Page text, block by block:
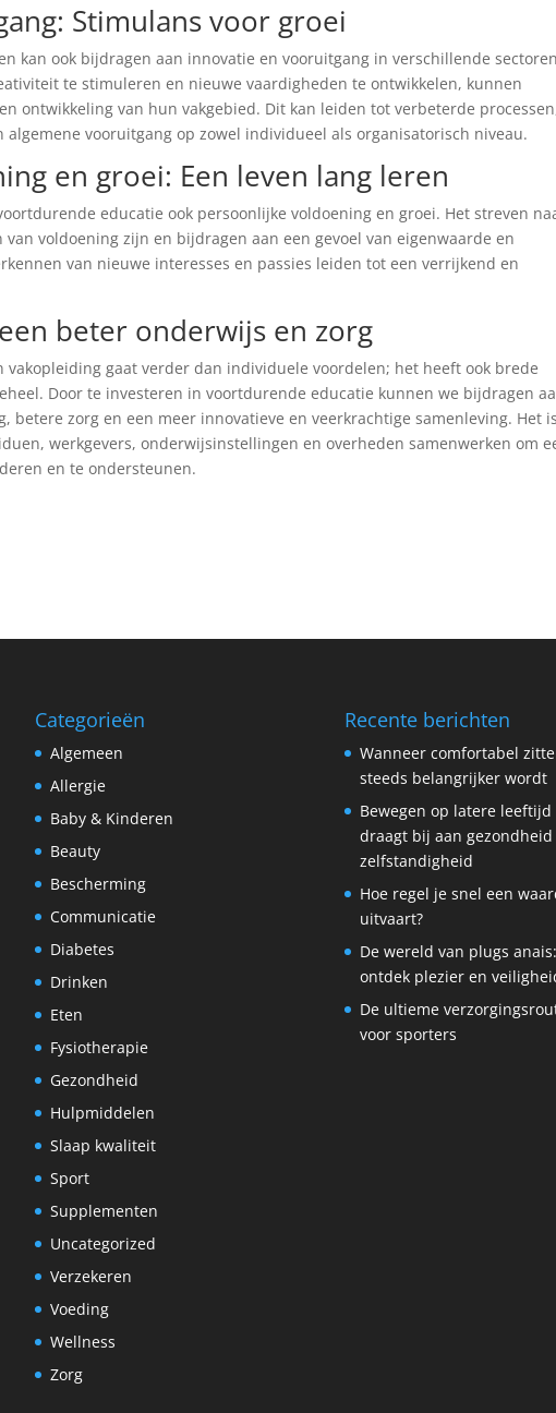
Stimulans voor groei
kan ook bijdragen aan innovatie en vooruitgang in verschillende
te stimuleren en nieuwe vaardigheden te ontwikkelen, kunnen
ontwikkeling van hun vakgebied. Dit kan leiden tot verbeterde
vooruitgang op zowel individueel als organisatorisch niveau.
en groei: Een leven lang leren
educatie ook persoonlijke voldoening en groei. Het streven
voldoening zijn en bijdragen aan een gevoel van eigenwaarde en
van nieuwe interesses en passies leiden tot een verrijkend en
beter onderwijs en zorg
vakopleiding gaat verder dan individuele voordelen; het heeft ook brede
Door te investeren in voortdurende educatie kunnen we bijdragen
betere zorg en een meer innovatieve en veerkrachtige samenleving. Het is
werkgevers, onderwijsinstellingen en overheden samenwerken om
en te ondersteunen.
Categorieën
Algemeen
Allergie
Baby & Kinderen
Beauty
Bescherming
Communicatie
Diabetes
Drinken
Eten
Fysiotherapie
Gezondheid
Hulpmiddelen
Slaap kwaliteit
Sport
Supplementen
Uncategorized
Verzekeren
Voeding
Wellness
Zorg
Recente berichten
Wanneer comfortabel
steeds belangrijker wordt
Bewegen op latere leeftijd
draagt bij aan gezondheid
zelfstandigheid
Hoe regel je snel een
uitvaart?
De wereld van plugs anais:
ontdek plezier en
De ultieme
voor sporters